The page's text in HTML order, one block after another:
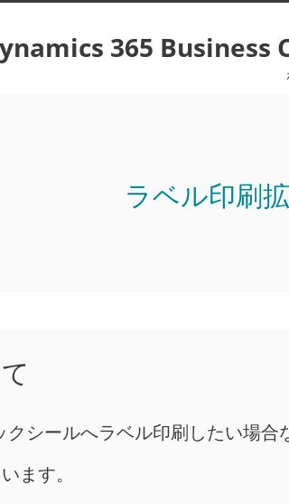
365 Business
ラベル印刷
シールへラベル印刷したい場合
ます。